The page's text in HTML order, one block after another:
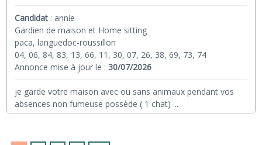
Candidat : annie
Gardien de maison et Home sitting
paca, languedoc-roussillon
04, 06, 84, 83, 13, 66, 11, 30, 07, 26, 38, 69, 73, 74
Annonce mise à jour le :30/07/2026
je garde votre maison avec ou sans animaux pendant vos
absences non fumeuse possède ( 1 chat) ...